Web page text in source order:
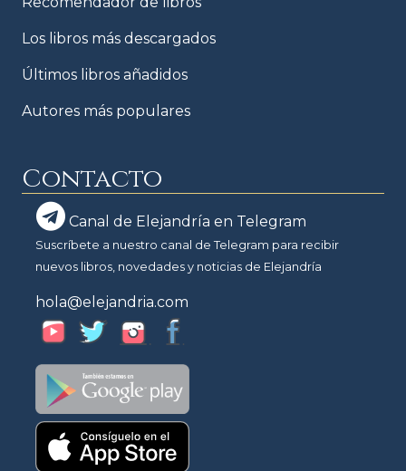
Los libros más descargados
Últimos libros añadidos
Autores más populares
Contacto
Canal de Elejandría en Telegram
Suscríbete a nuestro canal de Telegram para recibir
nuevos libros, novedades y noticias de Elejandría
hola@elejandria.com